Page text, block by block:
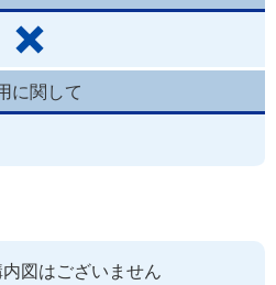
に関して
図はございません